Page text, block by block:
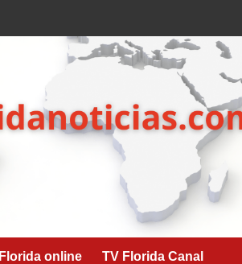
online TV Florida Canal